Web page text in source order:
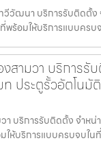
วีวัฒนา บริการรับติดตั้ง
พร้อมให้บริการแบบครบ
สามวา บริการรั
ประตูรั้วอัตโนมั
า บริการรับติดตั้ง จำหน่
ให้บริการแบบครบจบใน